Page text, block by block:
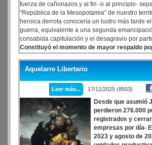
fuerza de cañonazos y al fin -o al principio-
“República de la Mesopotamia” de nuestro
heroica derrota conocería un lustro más tarde
guerra, equivalente a una segunda
consabida capitulación y el desagravio por
Constituyó el momento de mayor respaldo
internacional de Juan Manuel de Rosas.
Aquelarre Libertario
Leer más... 17/11/2025 (8503)
Desde que asumió
perdieron 276.000
registrados y
empresas por día-
2023 y agosto de